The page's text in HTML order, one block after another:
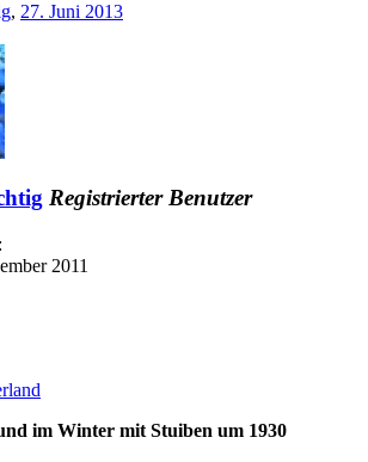
, 27. Juni 2013
Registrierter Benutzer
2011
im Winter mit Stuiben um 1930